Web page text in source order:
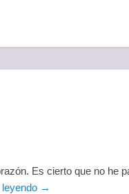
Es cierto que no he
leyendo →